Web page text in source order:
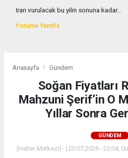
Iran vurulacak bu yilin sonuna kadar...
Yorumu Yanıtla
Anasayfa Gündem
Soğan Fiyatları
Mahzuni Şerif’in O
Yıllar Sonra
GÜNDEM
(Haber Merkezi) - | 20.07.2026 - 22:04,